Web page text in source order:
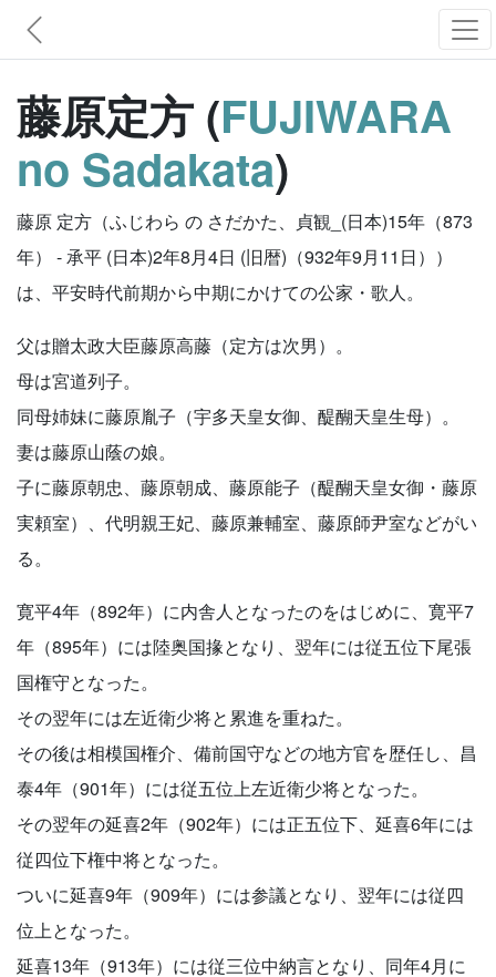
藤原定方 (FUJIWARA
no Sadakata)
藤原 定方（ふじわら の さだかた、貞観_(日本)15年（873
年） - 承平 (日本)2年8月4日 (旧暦)（932年9月11日））
は、平安時代前期から中期にかけての公家・歌人。
父は贈太政大臣藤原高藤（定方は次男）。
母は宮道列子。
同母姉妹に藤原胤子（宇多天皇女御、醍醐天皇生母）。
妻は藤原山蔭の娘。
子に藤原朝忠、藤原朝成、藤原能子（醍醐天皇女御・藤原
実頼室）、代明親王妃、藤原兼輔室、藤原師尹室などがい
る。
寛平4年（892年）に内舎人となったのをはじめに、寛平7
年（895年）には陸奥国掾となり、翌年には従五位下尾張
国権守となった。
その翌年には左近衛少将と累進を重ねた。
その後は相模国権介、備前国守などの地方官を歴任し、昌
泰4年（901年）には従五位上左近衛少将となった。
その翌年の延喜2年（902年）には正五位下、延喜6年には
従四位下権中将となった。
ついに延喜9年（909年）には参議となり、翌年には従四
位上となった。
延喜13年（913年）には従三位中納言となり、同年4月に